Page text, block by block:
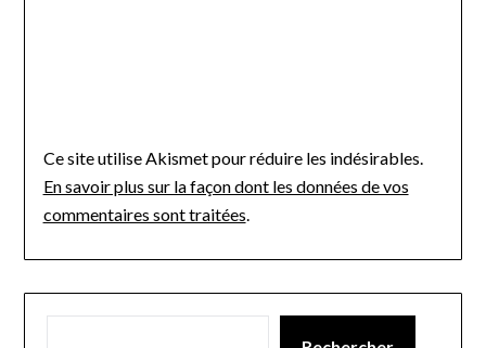
Ce site utilise Akismet pour réduire les indésirables.
En savoir plus sur la façon dont les données de vos
commentaires sont traitées.